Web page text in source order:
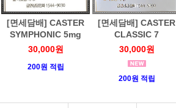
[면세담배] CASTER
SYMPHONIC 5mg
30,000원
200원 적립
[면세담배] CASTER
CLASSIC 7
30,000원
200원 적립